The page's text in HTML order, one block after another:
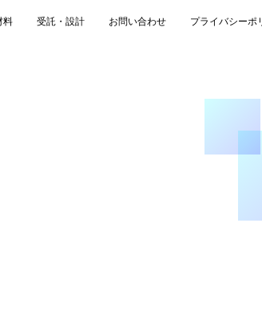
料 受託・設計 お問い合わせ プライバシーポ